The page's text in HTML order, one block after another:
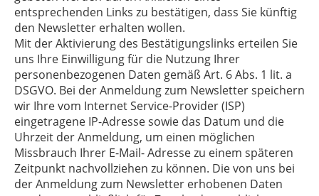
entsprechenden Links zu bestätigen, dass Sie künftig
den Newsletter erhalten wollen.
Mit der Aktivierung des Bestätigungslinks erteilen Sie
uns Ihre Einwilligung für die Nutzung Ihrer
personenbezogenen Daten gemäß Art. 6 Abs. 1 lit. a
DSGVO. Bei der Anmeldung zum Newsletter speichern
wir Ihre vom Internet Service-Provider (ISP)
eingetragene IP-Adresse sowie das Datum und die
Uhrzeit der Anmeldung, um einen möglichen
Missbrauch Ihrer E-Mail- Adresse zu einem späteren
Zeitpunkt nachvollziehen zu können. Die von uns bei
der Anmeldung zum Newsletter erhobenen Daten